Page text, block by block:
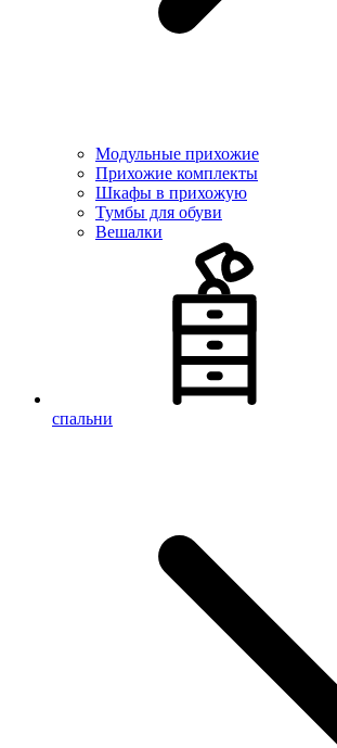
Модульные прихожие
Прихожие комплекты
Шкафы в прихожую
Тумбы для обуви
Вешалки
спальни